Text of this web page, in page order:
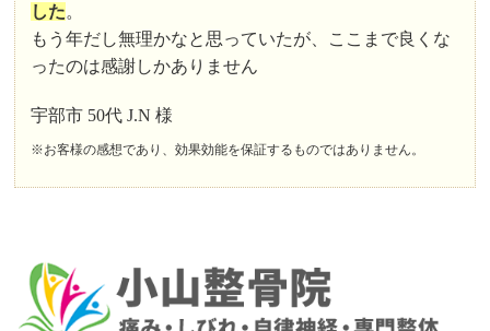
した。
もう年だし無理かなと思っていたが、ここまで良くな
ったのは感謝しかありません
宇部市 50代 J.N 様
※お客様の感想であり、効果効能を保証するものではありません。